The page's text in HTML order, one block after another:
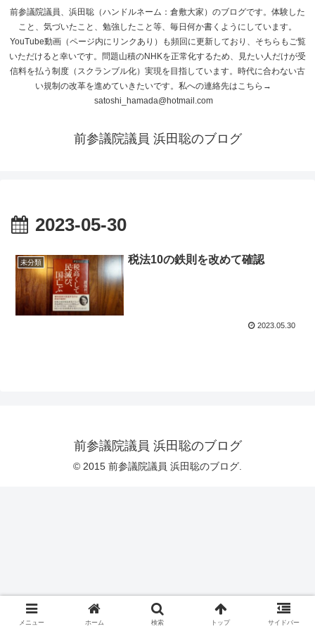
前参議院議員、浜田聡（ハンドルネーム：倉敷大家）のブログです。体験した
こと、気づいたこと、勉強したこと等、毎日何か書くようにしています。
YouTube動画（ページ内にリンクあり）も頻回に更新しており、そちらもご覧
いただけると幸いです。問題山積のNHKを正常化するため、見たい人だけが受
信料を払う制度（スクランブル化）実現を目指しています。時代に合わない古
い規制の改革を進めていきたいです。私への連絡先はこちら→
satoshi_hamada@hotmail.com
前参議院議員 浜田聡のブログ
2023-05-30
未分類 税法10の鉄則を改めて確認
2023.05.30
前参議院議員 浜田聡のブログ
© 2015 前参議院議員 浜田聡のブログ.
メニュー ホーム 検索 トップ サイドバー